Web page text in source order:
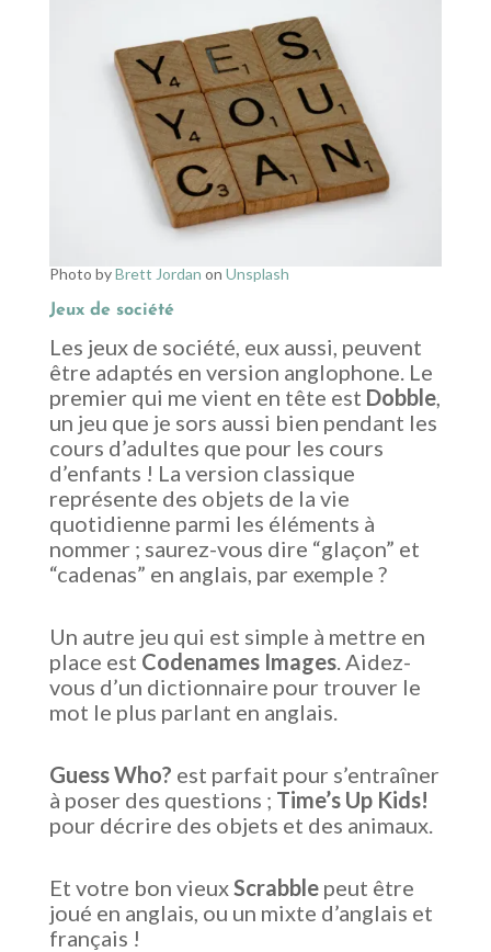
Photo byBrett Jordan on Unsplash
Jeux de société
Les jeux de société, eux aussi, peuvent
être adaptés en version anglophone. Le
premier qui me vient en tête est Dobble,
un jeu que je sors aussi bien pendant les
cours d’adultes que pour les cours
d’enfants ! La version classique
représente des objets de la vie
quotidienne parmi les éléments à
nommer ; saurez-vous dire “glaçon” et
“cadenas” en anglais, par exemple ?
Un autre jeu qui est simple à mettre en
place est Codenames Images. Aidez-
vous d’un dictionnaire pour trouver le
mot le plus parlant en anglais.
Guess Who? est parfait pour s’entraîner
à poser des questions ; Time’s Up Kids!
pour décrire des objets et des animaux.
Et votre bon vieuxScrabblepeut être
joué en anglais, ou un mixte d’anglais et
français !